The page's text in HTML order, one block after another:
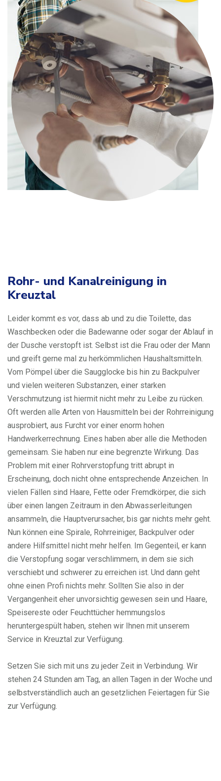
Rohr- und Kanalreinigung in
Kreuztal
Leider kommt es vor, dass ab und zu die Toilette, das
Waschbecken oder die Badewanne oder sogar der Ablauf in
der Dusche verstopft ist. Selbst ist die Frau oder der Mann
und greift gerne mal zu herkömmlichen Haushaltsmitteln.
Vom Pömpel über die Saugglocke bis hin zu Backpulver
und vielen weiteren Substanzen, einer starken
Verschmutzung ist hiermit nicht mehr zu Leibe zu rücken.
Oft werden alle Arten von Hausmitteln bei der Rohrreinigung
ausprobiert, aus Furcht vor einer enorm hohen
Handwerkerrechnung. Eines haben aber alle die Methoden
gemeinsam. Sie haben nur eine begrenzte Wirkung. Das
Problem mit einer Rohrverstopfung tritt abrupt in
Erscheinung, doch nicht ohne entsprechende Anzeichen. In
vielen Fällen sind Haare, Fette oder Fremdkörper, die sich
über einen langen Zeitraum in den Abwasserleitungen
ansammeln, die Hauptverursacher, bis gar nichts mehr geht.
Nun können eine Spirale, Rohrreiniger, Backpulver oder
andere Hilfsmittel nicht mehr helfen. Im Gegenteil, er kann
die Verstopfung sogar verschlimmern, in dem sie sich
verschiebt und schwerer zu erreichen ist. Und dann geht
ohne einen Profi nichts mehr. Sollten Sie also in der
Vergangenheit eher unvorsichtig gewesen sein und Haare,
Speisereste oder Feuchttücher hemmungslos
heruntergespült haben, stehen wir Ihnen mit unserem
Service in Kreuztal zur Verfügung.
Setzen Sie sich mit uns zu jeder Zeit in Verbindung. Wir
stehen 24 Stunden am Tag, an allen Tagen in der Woche und
selbstverständlich auch an gesetzlichen Feiertagen für Sie
zur Verfügung.